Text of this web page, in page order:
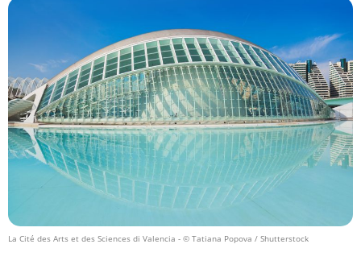
La Cité des Arts et des Sciences di Valencia - © Tatiana Popova / Shutterstock